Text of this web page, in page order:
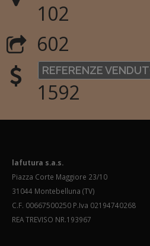
102
602
REFERENZE
1592
lafutura s.a.s.
Piazza Corte Maggiore 23/10
31044 Montebelluna (TV)
C.F. 00667500250 P.Iva 02194740268
REA TREVISO NR.193967